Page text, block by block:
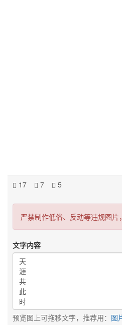
17 7 5
严禁制作低俗、反动等违规图片
文字内容
预览图上可拖移文字，推荐用： 图